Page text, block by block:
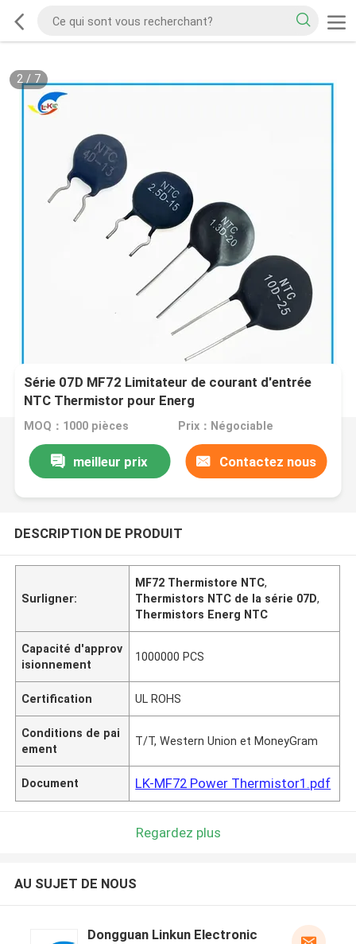
2/ 7
Série 07D MF72 Limitateur de courant d'entrée
NTC Thermistor pour Energ
MOQ：1000 pièces Prix：Négociable
meilleur prix Contactez nous
DESCRIPTION DE PRODUIT
Surligner:
MF72 Thermistore NTC,
Thermistors NTC de la série 07D,
Thermistors Energ NTC
Capacité d'approv
isionnement
1000000 PCS
Certification UL ROHS
Conditions de pai
ement
T/T, Western Union et MoneyGram
Document LK-MF72 Power Thermistor1.pdf
Regardez plus
AU SUJET DE NOUS
Dongguan Linkun Electronic